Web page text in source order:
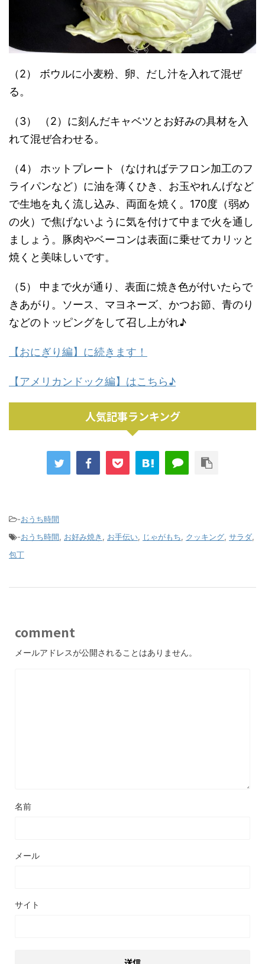
（2） ボウルに小麦粉、卵、だし汁を入れて混ぜ
る。
（3） （2）に刻んだキャベツとお好みの具材を入
れて混ぜ合わせる。
（4） ホットプレート（なければテフロン加工のフ
ライパンなど）に油を薄くひき、お玉やれんげなど
で生地を丸く流し込み、両面を焼く。170度（弱め
の火）で焦げないように気を付けて中まで火を通し
ましょう。豚肉やベーコンは表面に乗せてカリッと
焼くと美味しいです。
（5） 中まで火が通り、表面に焼き色が付いたらで
きあがり。ソース、マヨネーズ、かつお節、青のり
などのトッピングをして召し上がれ♪
【おにぎり編】に続きます！
【アメリカンドック編】はこちら♪
人気記事ランキング
-おうち時間
-おうち時間, お好み焼き , お手伝い, じゃがもち, クッキング, サラダ,
包丁
comment
メールアドレスが公開されることはありません。
名前
メール
サイト